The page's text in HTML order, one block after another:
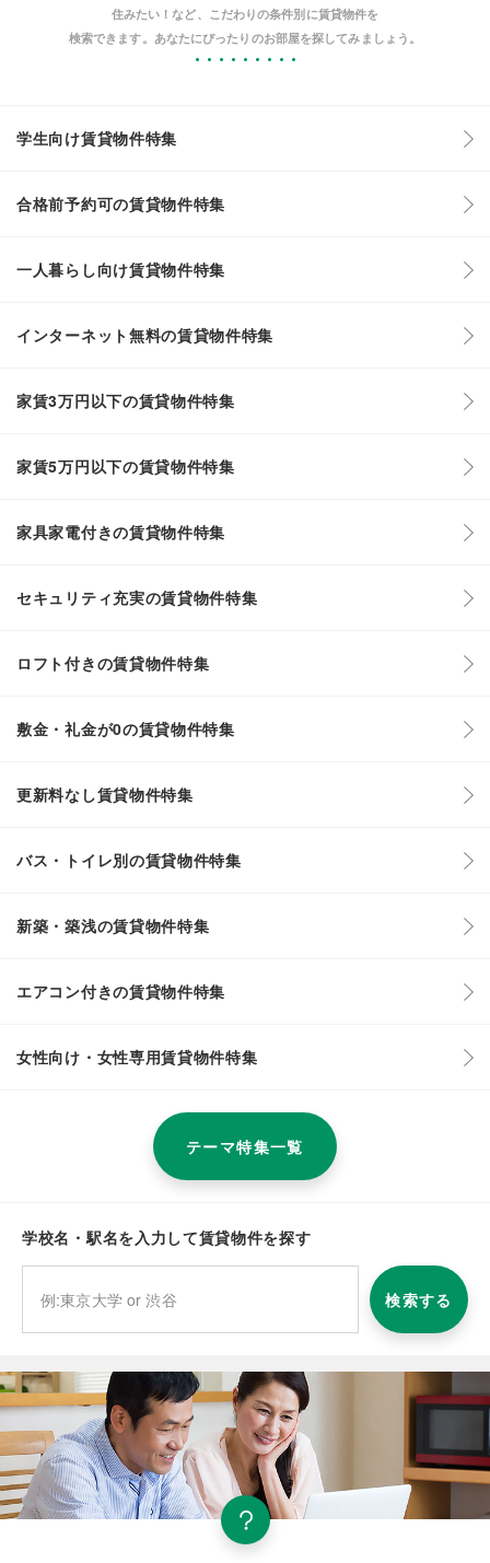
住みたい！など、こだわりの条件別に賃貸物件を
検索できます。あなたにぴったりのお部屋を探してみましょう。
学生向け賃貸物件特集
合格前予約可の賃貸物件特集
一人暮らし向け賃貸物件特集
インターネット無料の賃貸物件特集
家賃3万円以下の賃貸物件特集
家賃5万円以下の賃貸物件特集
家具家電付きの賃貸物件特集
セキュリティ充実の賃貸物件特集
ロフト付きの賃貸物件特集
敷金・礼金が0の賃貸物件特集
更新料なし賃貸物件特集
バス・トイレ別の賃貸物件特集
新築・築浅の賃貸物件特集
エアコン付きの賃貸物件特集
女性向け・女性専用賃貸物件特集
テーマ特集一覧
学校名・駅名を入力して賃貸物件を探す
検索する